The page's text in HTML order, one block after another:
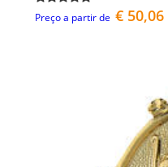
Preço a partir de € 50,06